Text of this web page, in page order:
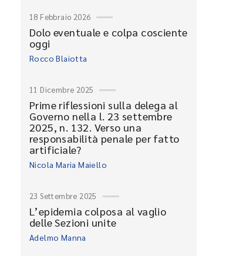
18 Febbraio 2026
Dolo eventuale e colpa cosciente
oggi
Rocco Blaiotta
11 Dicembre 2025
Prime riflessioni sulla delega al
Governo nella l. 23 settembre
2025, n. 132. Verso una
responsabilità penale per fatto
artificiale?
Nicola Maria Maiello
23 Settembre 2025
L’epidemia colposa al vaglio
delle Sezioni unite
Adelmo Manna